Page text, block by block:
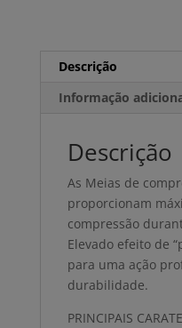
Descrição
Informação
Descrição
As Meias de
proporcionam
compressão
Elevado efeito de
para uma ação
durabilidade.
PRINCIPAIS